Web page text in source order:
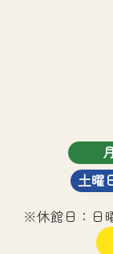
土曜
※休館日：日